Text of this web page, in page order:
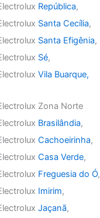
República,
Santa Cecília,
Santa Efigênia,
Sé,
Vila Buarque,
Zona Norte
Brasilândia,
Cachoeirinha,
Casa Verde,
Freguesia do Ó,
Imirim,
Jaçanã,